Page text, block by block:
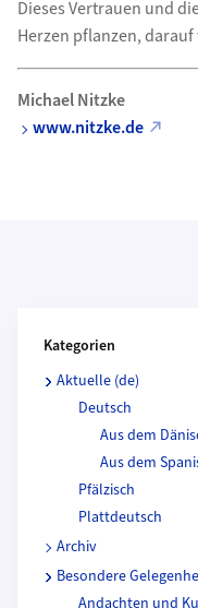
Dieses Vertrauen und
Herzen pflanzen,
Michael Nitzke
www.nitzke.de
Kategorien
Aktuelle (de)
Deutsch
Aus dem
Aus dem
Pfälzisch
Plattdeutsch
Archiv
Besondere